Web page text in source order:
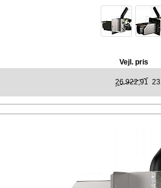
Vejl. pris
26.922,91